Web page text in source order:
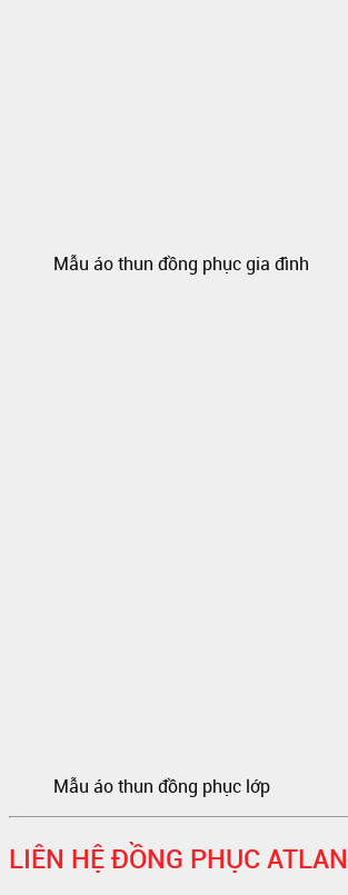
Mẫu áo thun đồng phục gia đình
Mẫu áo thun đồng phục lớp
LIÊN HỆ ĐỒNG PHỤC ATLAN